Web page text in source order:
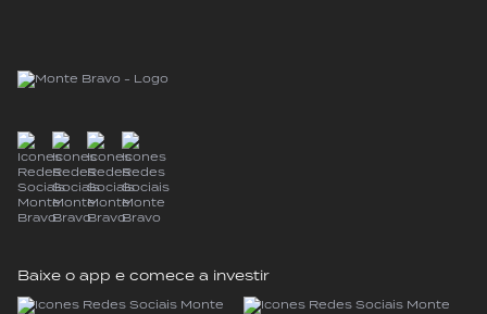
Baixe o app e comece a investir